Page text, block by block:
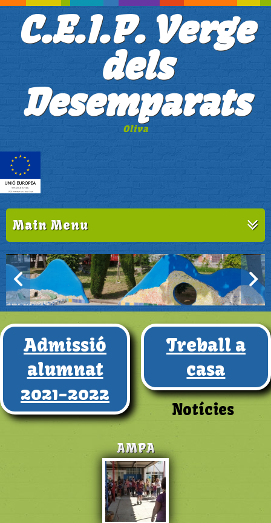
C.E.I.P. Verge
dels
Desemparats
Oliva
Main Menu
Admissió
alumnat
2021-2022
Treball a
casa
Notícies
AMPA